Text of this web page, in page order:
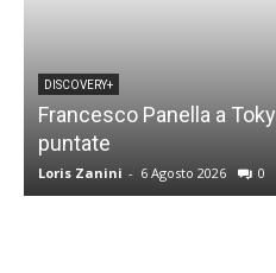
DISCOVERY+
Francesco Panella a
puntate
Loris Zanini - 6 Agosto 2026 0